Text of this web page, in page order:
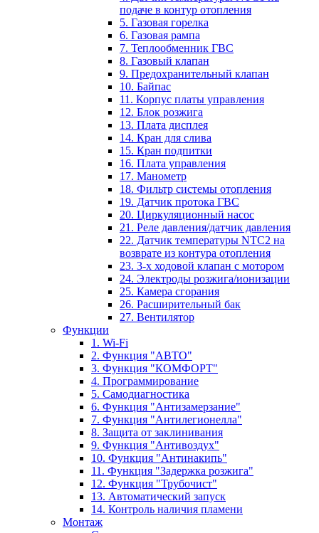
подаче в контур отопления
5. Газовая горелка
6. Газовая рампа
7. Теплообменник ГВС
8. Газовый клапан
9. Предохранительный клапан
10. Байпас
11. Корпус платы управления
12. Блок розжига
13. Плата дисплея
14. Кран для слива
15. Кран подпитки
16. Плата управления
17. Манометр
18. Фильтр системы отопления
19. Датчик протока ГВС
20. Циркуляционный насос
21. Реле давления/датчик давления
22. Датчик температуры NTC2 на
возврате из контура отопления
23. 3-х ходовой клапан с мотором
24. Электроды розжига/ионизации
25. Камера сгорания
26. Расширительный бак
27. Вентилятор
Функции
1. Wi-Fi
2. Функция "АВТО"
3. Функция "КОМФОРТ"
4. Программирование
5. Самодиагностика
6. Функция "Антизамерзание"
7. Функция "Антилегионелла"
8. Защита от заклинивания
9. Функция "Антивоздух"
10. Функция "Антинакипь"
11. Функция "Задержка розжига"
12. Функция "Трубочист"
13. Автоматический запуск
14. Контроль наличия пламени
Монтаж